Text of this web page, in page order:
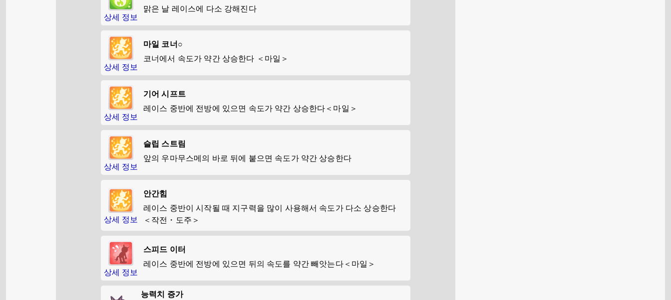
상세 정보
맑은 날 레이스에 다소 강해진다
상세 정보
마일 코너○
코너에서 속도가 약간 상승한다 ＜마일＞
상세 정보
기어 시프트
레이스 중반에 전방에 있으면 속도가 약간 상승한다＜마일＞
상세 정보
슬립 스트림
앞의 우마무스메의 바로 뒤에 붙으면 속도가 약간 상승한다
상세 정보
안간힘
레이스 중반이 시작될 때 지구력을 많이 사용해서 속도가 다소 상승한다
＜작전・도주＞
상세 정보
스피드 이터
레이스 중반에 전방에 있으면 뒤의 속도를 약간 빼앗는다＜마일＞
능력치 증가